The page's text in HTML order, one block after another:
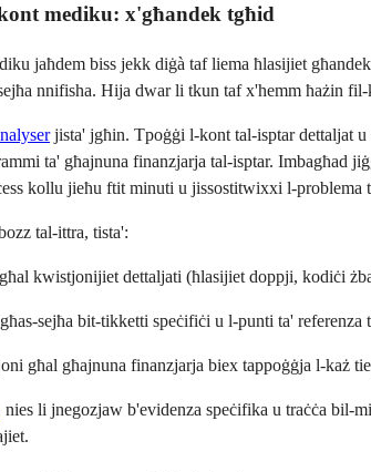
mediku: x'għandek tgħid
jaħdem biss jekk diġà taf liema ħlasijiet
nnifisha. Hija dwar li tkun taf x'hemm ħażin
jista' jgħin. Tpoġġi l-kont tal-isptar dettaljat
ta' għajnuna finanzjarja tal-isptar.
kollu jieħu ftit minuti u jissostitwixxi l-problema
tal-ittra, tista':
kwistjonijiet dettaljati (ħlasijiet doppji, kodiċi
sejħa bit-tikketti speċifiċi u l-punti ta'
għal għajnuna finanzjarja biex tappoġġja l-każ
nies li jnegozjaw b'evidenza speċifika u traċċa bil-